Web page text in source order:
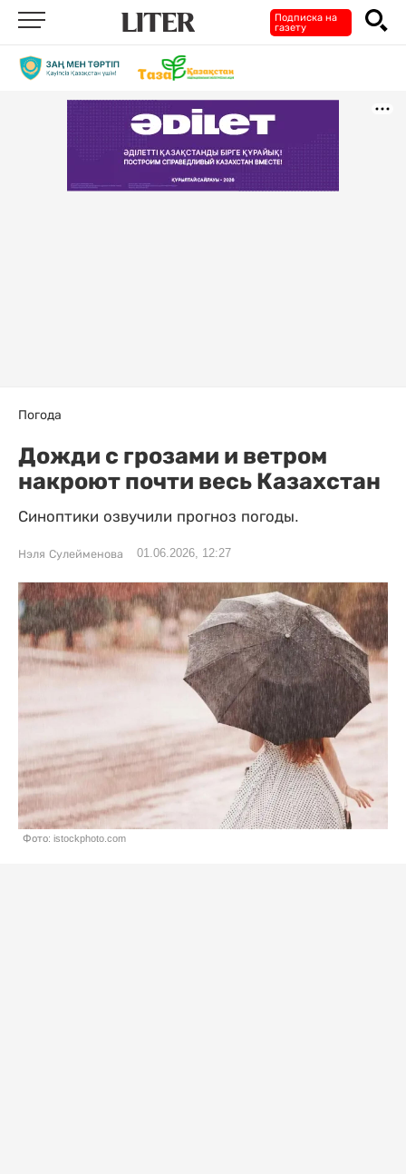
Подписка на
газету
Погода
Дожди с грозами и ветром
накроют почти весь Казахстан
Синоптики озвучили прогноз погоды.
Нэля Сулейменова 01.06.2026, 12:27
Фото: istockphoto.com